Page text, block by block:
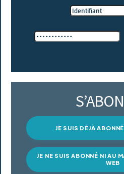
JE SUIS DÉJÀ
JE NE SUIS ABONNÉ NI AU
WEB